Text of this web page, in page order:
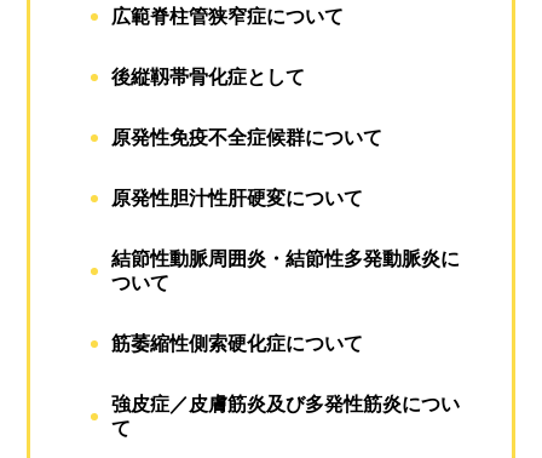
広範脊柱管狭窄症について
後縦靱帯骨化症として
原発性免疫不全症候群について
原発性胆汁性肝硬変について
結節性動脈周囲炎・結節性多発動脈炎に
ついて
筋萎縮性側索硬化症について
強皮症／皮膚筋炎及び多発性筋炎につい
て